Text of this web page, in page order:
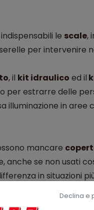
le scale,
per intervenire
, il kit idraulico ed il
per estrarre delle
illuminazione in
mancare
anche se non usati
in situazioni
Declina e